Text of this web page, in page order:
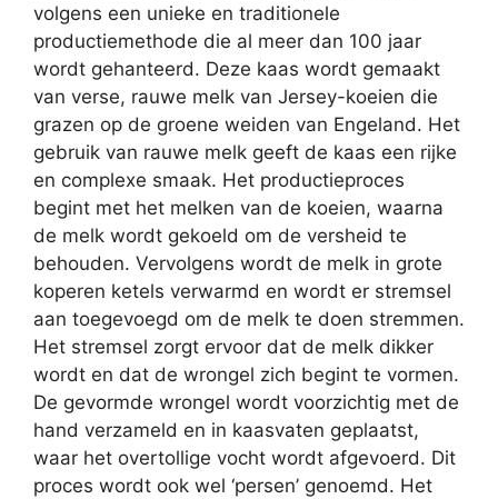
volgens een unieke en traditionele
productiemethode die al meer dan 100 jaar
wordt gehanteerd. Deze kaas wordt gemaakt
van verse, rauwe melk van Jersey-koeien die
grazen op de groene weiden van Engeland. Het
gebruik van rauwe melk geeft de kaas een rijke
en complexe smaak. Het productieproces
begint met het melken van de koeien, waarna
de melk wordt gekoeld om de versheid te
behouden. Vervolgens wordt de melk in grote
koperen ketels verwarmd en wordt er stremsel
aan toegevoegd om de melk te doen stremmen.
Het stremsel zorgt ervoor dat de melk dikker
wordt en dat de wrongel zich begint te vormen.
De gevormde wrongel wordt voorzichtig met de
hand verzameld en in kaasvaten geplaatst,
waar het overtollige vocht wordt afgevoerd. Dit
proces wordt ook wel ‘persen’ genoemd. Het